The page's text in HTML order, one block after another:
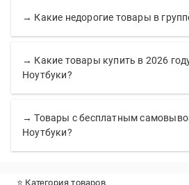
→ Какие недорогие товары в
→ Какие товары купить в 2026
Ноутбуки?
→ Товары с бесплатным
Ноутбуки?
⭐ Категория товаров